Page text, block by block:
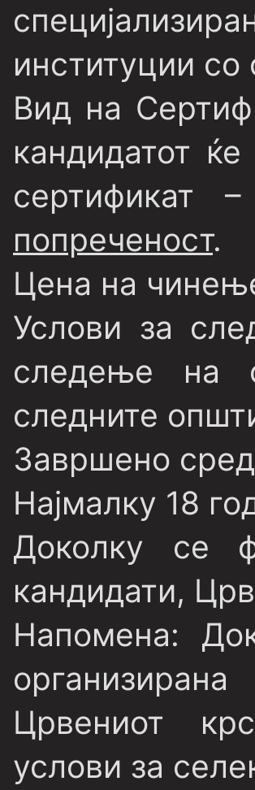
институции со
Вид на
кандидатот
сертификат –
попреченост.
Цена на
Услови за
следење на
следните
Завршено
Најмалку 18
Доколку се
кандидати,
Напомена:
Црвениот
услови за